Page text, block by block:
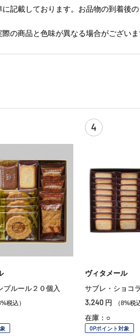
記載しております。お品物の到着後
の商品と色味が異なる場合がございま
プルール２０個入
税込）
4
ヴィタメール
サブレ・ショコ
3,240 円 （8%税
在庫：○
OPポイント対象